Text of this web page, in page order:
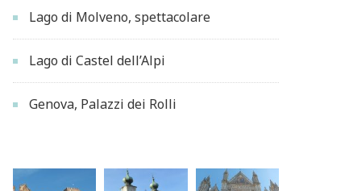
Lago di Molveno, spettacolare
Lago di Castel dell’Alpi
Genova, Palazzi dei Rolli